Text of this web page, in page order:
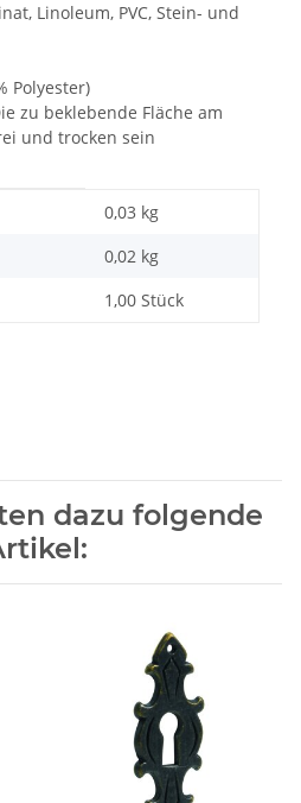
Linoleum, PVC, Stein- und
Polyester)
zu beklebende Fläche am
und trocken sein
0,03 kg
0,02 kg
1,00 Stück
dazu folgende